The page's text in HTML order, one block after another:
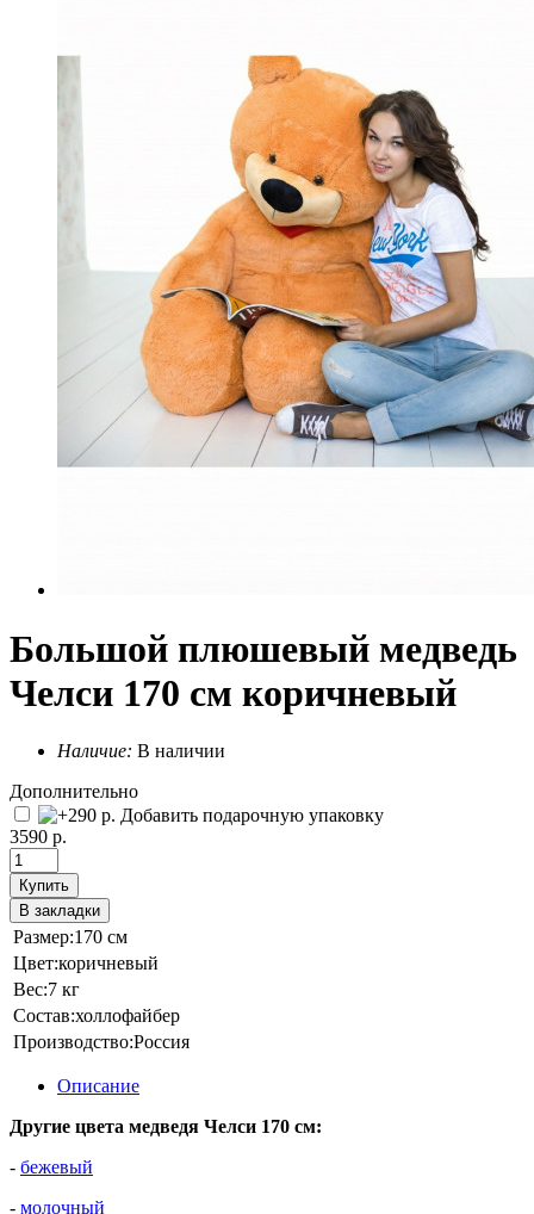
Большой плюшевый медведь
Челси 170 см коричневый
Наличие: В наличии
Дополнительно
Добавить подарочную упаковку
3590 р.
Купить
В закладки
Размер:170 см
Цвет:коричневый
Вес:7 кг
Состав:холлофайбер
Производство:Россия
Описание
Другие цвета медведя Челси 170 см:
- бежевый
- молочный